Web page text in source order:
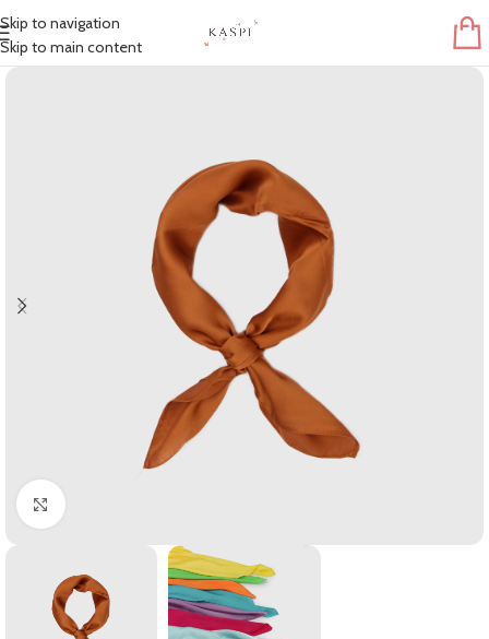
Skip to navigation
Skip to main content
Clic para ampliar